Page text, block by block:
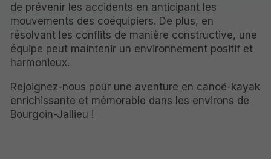
de prévenir les accidents en anticipant les
mouvements des coéquipiers. De plus, en
résolvant les conflits de manière constructive, une
équipe peut maintenir un environnement positif et
harmonieux.
Rejoignez-nous pour une aventure en canoë-kayak
enrichissante et mémorable dans les environs de
Bourgoin-Jallieu !